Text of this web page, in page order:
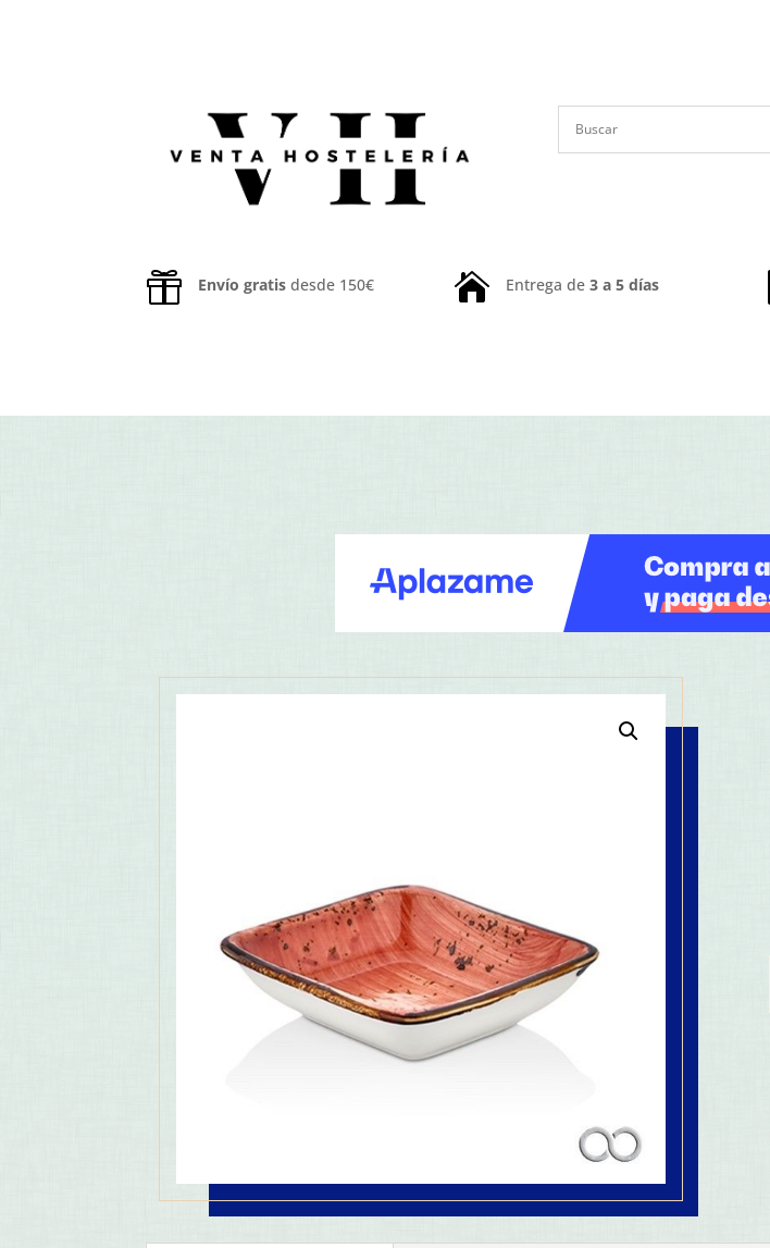
 Envío gratisdesde 150€  Entrega de3 a 5 días